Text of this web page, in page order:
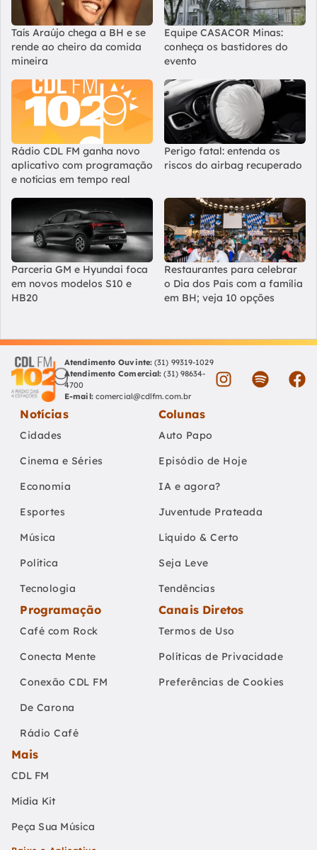
Taís Araújo chega a BH e se
rende ao cheiro da comida
mineira
Equipe CASACOR Minas:
conheça os bastidores do
evento
Rádio CDL FM ganha novo
aplicativo com programação
e notícias em tempo real
Perigo fatal: entenda os
riscos do airbag recuperado
Parceria GM e Hyundai foca
em novos modelos S10 e
HB20
Restaurantes para celebrar
o Dia dos Pais com a família
em BH; veja 10 opções
Atendimento Ouvinte: (31) 99319-1029
Atendimento Comercial: (31) 98634-
4700
E-mail: comercial@cdlfm.com.br
Notícias
Cidades
Cinema e Séries
Economia
Esportes
Música
Política
Tecnologia
Colunas
Auto Papo
Episódio de Hoje
IA e agora?
Juventude Prateada
Líquido & Certo
Seja Leve
Tendências
Programação
Café com Rock
Conecta Mente
Conexão CDL FM
De Carona
Rádio Café
Canais Diretos
Termos de Uso
Políticas de Privacidade
Preferências de Cookies
Mais
CDL FM
Mídia Kit
Peça Sua Música